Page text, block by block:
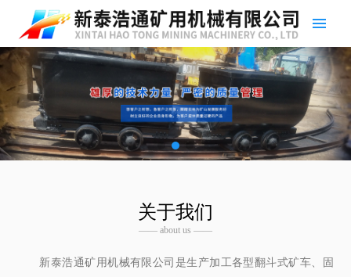
关于我们
—— about us ——
新泰浩通矿用机械有限公司是生产加工各型翻斗式矿车、固